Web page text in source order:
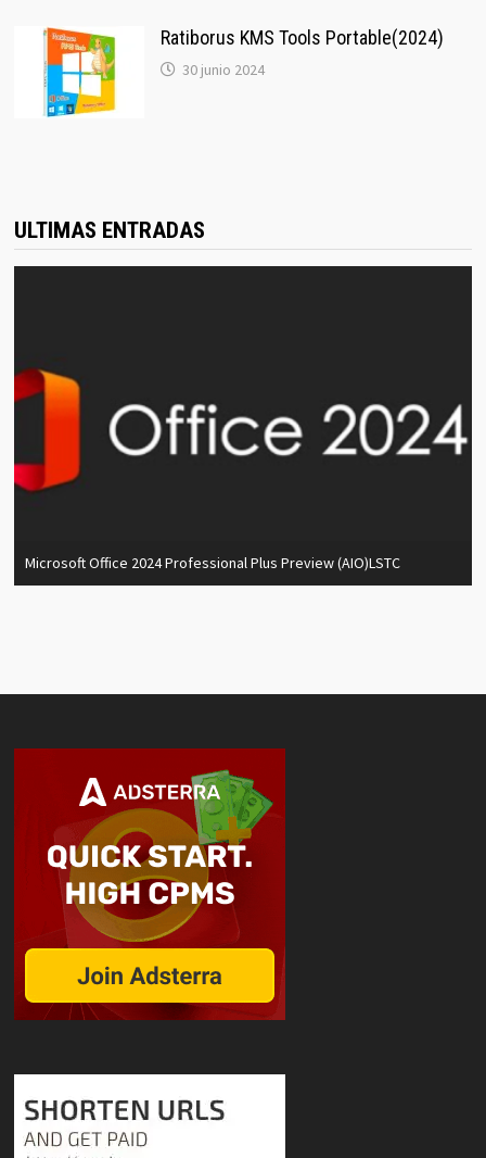
Ratiborus KMS Tools Portable(2024)
30 junio 2024
ULTIMAS ENTRADAS
Microsoft Office 2024 Professional Plus Preview (AIO)LSTC